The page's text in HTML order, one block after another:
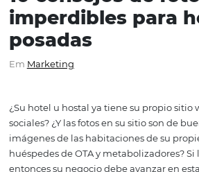
10 consejos de
imperdibles
posadas
¿Su hotel u hostal ya tiene su
sociales? ¿Y las fotos en su sitio